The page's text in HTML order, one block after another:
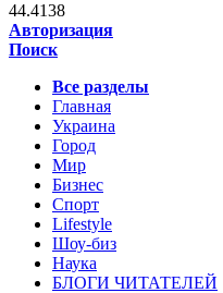
44.4138
Авторизация
Поиск
Все разделы
Главная
Украина
Город
Мир
Бизнес
Спорт
Lifestyle
Шоу-биз
Наука
БЛОГИ ЧИТАТЕЛЕЙ